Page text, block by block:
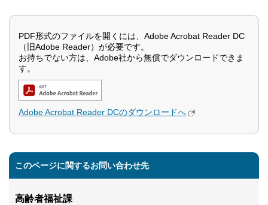
PDF形式のファイルを開くには、Adobe Acrobat Reader DC
（旧Adobe Reader）が必要です。
お持ちでない方は、Adobe社から無償でダウンロードできま
す。
Adobe Acrobat Reader DCのダウンロードへ
このページに関するお問い合わせ先
高齢者福祉課